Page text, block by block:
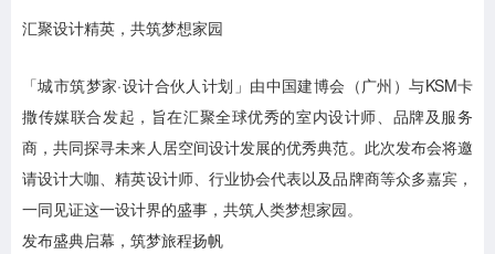
汇聚设计精英，共筑梦想家园
「城市筑梦家·设计合伙人计划」由中国建博会（广州）与KSM卡
撒传媒联合发起，旨在汇聚全球优秀的室内设计师、品牌及服务
商，共同探寻未来人居空间设计发展的优秀典范。此次发布会将邀
请设计大咖、精英设计师、行业协会代表以及品牌商等众多嘉宾，
一同见证这一设计界的盛事，共筑人类梦想家园。
发布盛典启幕，筑梦旅程扬帆